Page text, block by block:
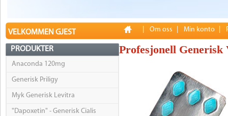
VELKOMMEN GJEST Om oss Min konto
PRODUKTER
Anaconda 120mg
Generisk Priligy
Myk Generisk Levitra
"Dapoxetin" - Generisk Cialis
Profesjonell Generisk